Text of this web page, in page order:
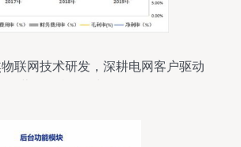
联网技术研发，深耕电网客户驱动